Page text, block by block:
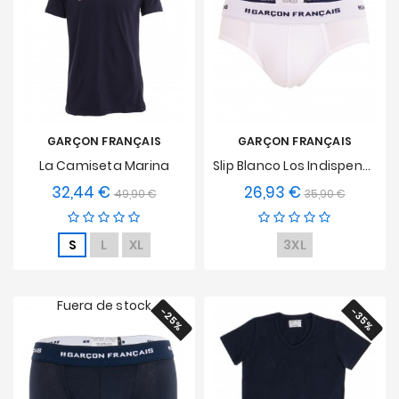
GARÇON FRANÇAIS
La Camiseta Marina
32,44 € Precio
base
49,90 €Precio
S L XL
GARÇON FRANÇAIS
Slip Blanco Los Indispensables
26,93 € Precio
base
35,90 €Precio
3XL
-25%
Fuera de stock -35%